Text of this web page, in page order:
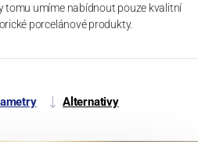
tomu umíme nabídnout pouze kvalitní
porcelánové produkty.
Alternativy